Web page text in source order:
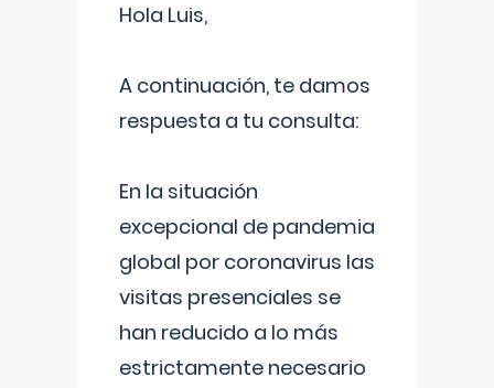
Hola Luis,
A continuación, te damos
respuesta a tu consulta:
En la situación
excepcional de pandemia
global por coronavirus las
visitas presenciales se
han reducido a lo más
estrictamente necesario